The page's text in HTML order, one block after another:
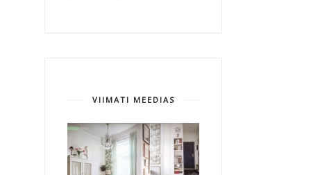
VIIMATI MEEDIAS